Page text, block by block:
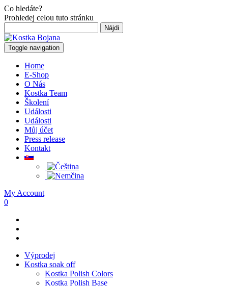
Co hledáte?
Prohledej celou tuto stránku
Toggle navigation
Home
E-Shop
O Nás
Kostka Team
Školení
Události
Události
Můj účet
Press release
Kontakt
My Account
0
Výprodej
Kostka soak off
Kostka Polish Colors
Kostka Polish Base